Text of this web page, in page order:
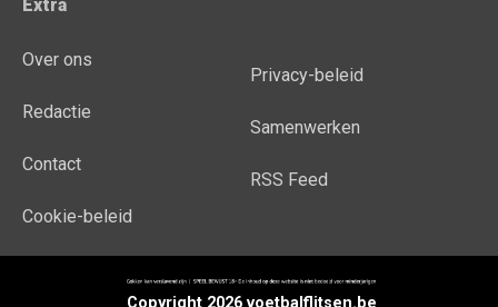
Extra
Over ons
Redactie
Contact
Cookie-beleid
Privacy-beleid
Samenwerken
RSS Feed
Copyright 2026 voetbalflitsen.be